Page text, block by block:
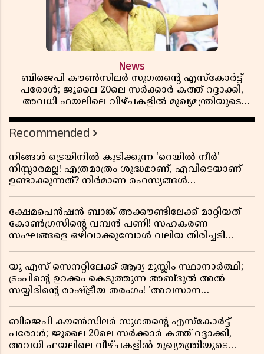
News
ബിജെപി കൗൺസിലർ സുഗതന്റെ എസ്‌കോർട്ട്
പരോൾ; ജൂലൈ 20ലെ സർക്കാർ കത്ത് റദ്ദാക്കി,
അവധി ഫയലിലെ വീഴ്ചകളിൽ മുഖ്യമന്ത്രിയുടെ
Recommended
നിങ്ങൾ ട്രെയിനിൽ കുടിക്കുന്ന 'റെയിൽ നീർ'
നിസ്സാരമല്ല! എത്രമാത്രം ശുദ്ധമാണ്, എവിടെയാണ്
ഉണ്ടാക്കുന്നത്? നിർമാണ രഹസ്യങ്ങൾ
ക്ഷേമപെൻഷൻ ബാങ്ക് അക്കൗണ്ടിലേക്ക് മാറ്റിയത്
കോൺഗ്രസിന്റെ വമ്പൻ പണി! സഹകരണ
സംഘങ്ങളെ ഒഴിവാക്കുമ്പോൾ വലിയ തിരിച്ചടി
യു എസ് സെനറ്റിലേക്ക് ആദ്യ മുസ്ലിം സ്ഥാനാർത്ഥി;
ട്രംപിന്റെ ഉറക്കം കെടുത്തുന്ന അബ്ദുൽ അൽ
സയ്യിദിന്റെ രാഷ്ട്രീയ തരംഗം! 'അവസാന
ബിജെപി കൗൺസിലർ സുഗതന്റെ എസ്‌കോർട്ട്
പരോൾ; ജൂലൈ 20ലെ സർക്കാർ കത്ത് റദ്ദാക്കി,
അവധി ഫയലിലെ വീഴ്ചകളിൽ മുഖ്യമന്ത്രിയുടെ